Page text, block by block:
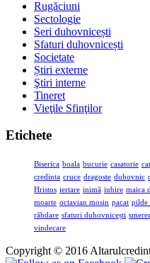
Rugăciuni
Sectologie
Seri duhovnicești
Sfaturi duhovnicești
Societate
Știri externe
Ştiri interne
Tineret
Vieţile Sfinţilor
Etichete
Biserica boala bucurie casatorie
credinta cruce dragoste duhovnic
Hristos iertare inimă iubire maica
moarte octavian mosin pacat pilde
răbdare sfaturi duhovnicești
vindecare
Copyright © 2016